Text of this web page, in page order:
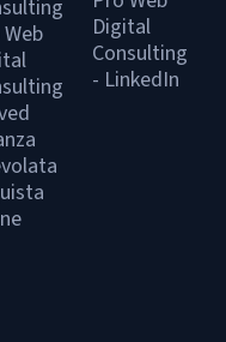
Digital
Consulting
- LinkedIn